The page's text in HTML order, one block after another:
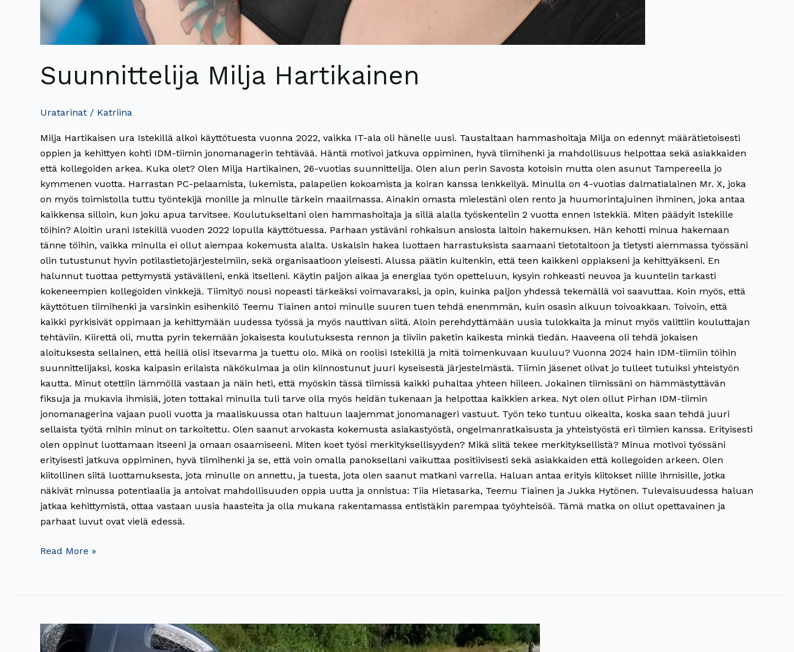
Suunnittelija Milja Hartikainen
Uratarinat / Katriina
Milja Hartikaisen ura Istekillä alkoi käyttötuesta vuonna 2022, vaikka IT-ala oli hänelle uusi. Taustaltaan hammashoitaja Milja on edennyt määrätietoisesti
oppien ja kehittyen kohti IDM-tiimin jonomanagerin tehtävää. Häntä motivoi jatkuva oppiminen, hyvä tiimihenki ja mahdollisuus helpottaa sekä asiakkaiden
että kollegoiden arkea. Kuka olet? Olen Milja Hartikainen, 26-vuotias suunnittelija. Olen alun perin Savosta kotoisin mutta olen asunut Tampereella jo
kymmenen vuotta. Harrastan PC-pelaamista, lukemista, palapelien kokoamista ja koiran kanssa lenkkeilyä. Minulla on 4-vuotias dalmatialainen Mr. X, joka
on myös toimistolla tuttu työntekijä monille ja minulle tärkein maailmassa. Ainakin omasta mielestäni olen rento ja huumorintajuinen ihminen, joka antaa
kaikkensa silloin, kun joku apua tarvitsee. Koulutukseltani olen hammashoitaja ja sillä alalla työskentelin 2 vuotta ennen Istekkiä. Miten päädyit Istekille
töihin? Aloitin urani Istekillä vuoden 2022 lopulla käyttötuessa. Parhaan ystäväni rohkaisun ansiosta laitoin hakemuksen. Hän kehotti minua hakemaan
tänne töihin, vaikka minulla ei ollut aiempaa kokemusta alalta. Uskalsin hakea luottaen harrastuksista saamaani tietotaitoon ja tietysti aiemmassa työssäni
olin tutustunut hyvin potilastietojärjestelmiin, sekä organisaatioon yleisesti. Alussa päätin kuitenkin, että teen kaikkeni oppiakseni ja kehittyäkseni. En
halunnut tuottaa pettymystä ystävälleni, enkä itselleni. Käytin paljon aikaa ja energiaa työn opetteluun, kysyin rohkeasti neuvoa ja kuuntelin tarkasti
kokeneempien kollegoiden vinkkejä. Tiimityö nousi nopeasti tärkeäksi voimavaraksi, ja opin, kuinka paljon yhdessä tekemällä voi saavuttaa. Koin myös, että
käyttötuen tiimihenki ja varsinkin esihenkilö Teemu Tiainen antoi minulle suuren tuen tehdä enenmmän, kuin osasin alkuun toivoakkaan. Toivoin, että
kaikki pyrkisivät oppimaan ja kehittymään uudessa työssä ja myös nauttivan siitä. Aloin perehdyttämään uusia tulokkaita ja minut myös valittiin kouluttajan
tehtäviin. Kiirettä oli, mutta pyrin tekemään jokaisesta koulutuksesta rennon ja tiiviin paketin kaikesta minkä tiedän. Haaveena oli tehdä jokaisen
aloituksesta sellainen, että heillä olisi itsevarma ja tuettu olo. Mikä on roolisi Istekillä ja mitä toimenkuvaan kuuluu? Vuonna 2024 hain IDM-tiimiin töihin
suunnittelijaksi, koska kaipasin erilaista näkökulmaa ja olin kiinnostunut juuri kyseisestä järjestelmästä. Tiimin jäsenet olivat jo tulleet tutuiksi yhteistyön
kautta. Minut otettiin lämmöllä vastaan ja näin heti, että myöskin tässä tiimissä kaikki puhaltaa yhteen hiileen. Jokainen tiimissäni on hämmästyttävän
fiksuja ja mukavia ihmisiä, joten tottakai minulla tuli tarve olla myös heidän tukenaan ja helpottaa kaikkien arkea. Nyt olen ollut Pirhan IDM-tiimin
jonomanagerina vajaan puoli vuotta ja maaliskuussa otan haltuun laajemmat jonomanageri vastuut. Työn teko tuntuu oikealta, koska saan tehdä juuri
sellaista työtä mihin minut on tarkoitettu. Olen saanut arvokasta kokemusta asiakastyöstä, ongelmanratkaisusta ja yhteistyöstä eri tiimien kanssa. Erityisesti
olen oppinut luottamaan itseeni ja omaan osaamiseeni. Miten koet työsi merkityksellisyyden? Mikä siitä tekee merkityksellistä? Minua motivoi työssäni
erityisesti jatkuva oppiminen, hyvä tiimihenki ja se, että voin omalla panoksellani vaikuttaa positiivisesti sekä asiakkaiden että kollegoiden arkeen. Olen
kiitollinen siitä luottamuksesta, jota minulle on annettu, ja tuesta, jota olen saanut matkani varrella. Haluan antaa erityis kiitokset niille ihmisille, jotka
näkivät minussa potentiaalia ja antoivat mahdollisuuden oppia uutta ja onnistua: Tiia Hietasarka, Teemu Tiainen ja Jukka Hytönen. Tulevaisuudessa haluan
jatkaa kehittymistä, ottaa vastaan uusia haasteita ja olla mukana rakentamassa entistäkin parempaa työyhteisöä. Tämä matka on ollut opettavainen ja
parhaat luvut ovat vielä edessä.
Read More »
Suunnittelija
Eero